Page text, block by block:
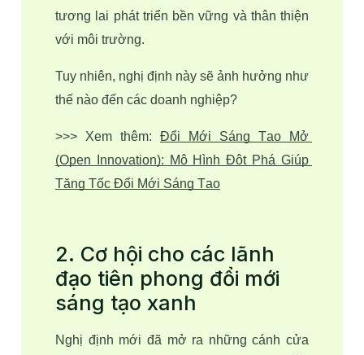
tương lai phát triển bền vững và thân thiện
với môi trường.
Tuy nhiên, nghị định này sẽ ảnh hưởng như
thế nào đến các doanh nghiệp?
>>> Xem thêm: Đổi Mới Sáng Tạo Mở
(Open Innovation): Mô Hình Đột Phá Giúp
Tăng Tốc Đổi Mới Sáng Tạo
2. Cơ hội cho các lãnh
đạo tiên phong đổi mới
sáng tạo xanh
Nghị định mới đã mở ra những cánh cửa